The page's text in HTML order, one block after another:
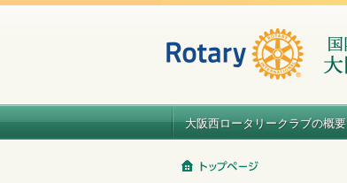
大阪西ロータリークラブの概要